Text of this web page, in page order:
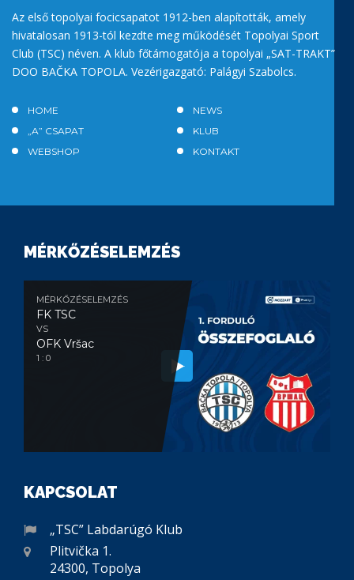
Az első topolyai focicsapatot 1912-ben alapították, amely
hivatalosan 1913-tól kezdte meg működését Topolyai Sport
Club (TSC) néven. A klub főtámogatója a topolyai „SAT-TRAKT”
DOO BAČKA TOPOLA. Vezérigazgató: Palágyi Szabolcs.
HOME
NEWS
„A” CSAPAT
KLUB
WEBSHOP
KONTAKT
MÉRKŐZÉSELEMZÉS
MÉRKŐZÉSELEMZÉS
FK TSC
VS
OFK Vršac
1 : 0
KAPCSOLAT
„TSC” Labdarúgó Klub
Plitvička 1.
24300, Topolya